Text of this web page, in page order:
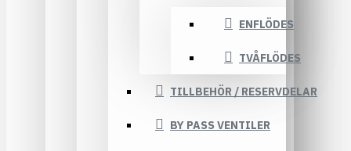
ENFLÖDES
TVÅFLÖDES
TILLBEHÖR / RESERVDELAR
BY PASS VENTILER